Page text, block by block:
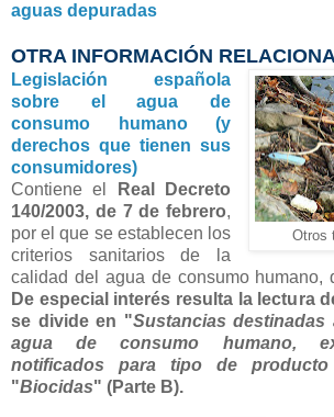
aguas depuradas
OTRA INFORMACIÓN
Otros
Legislación española
sobre el agua de
consumo humano (y
derechos que tienen sus
consumidores)
Contiene el
Real Decreto
140/2003, de 7 de febrero,
por el que se establecen los
criterios sanitarios de la
calidad del agua de consumo humano,
De especial interés resulta la lectura
se divide en "Sustancias destinadas
agua de consumo humano,
notificados para tipo de
"Biocidas" (Parte B).